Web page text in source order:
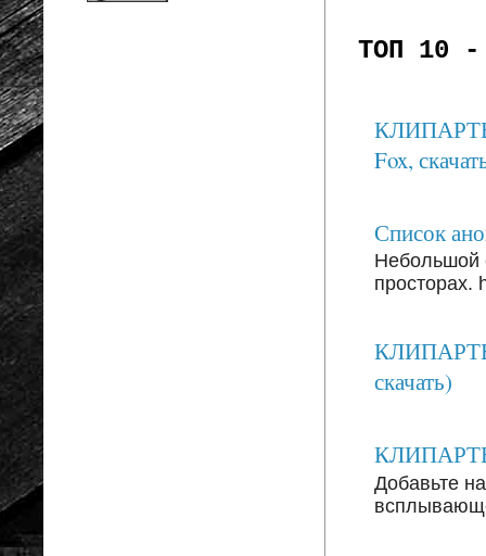
ТОП 10 -
КЛИПАРТЫ:
Fox,
Список
Небольшой
просторах.
скачать)
КЛИПАРТЫ:
Добавьте